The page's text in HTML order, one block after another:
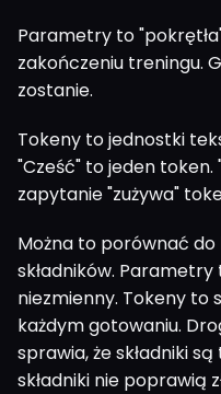
Parametry to
zakończeniu treningu.
zostanie.
Tokeny to jednostki
"Cześć" to jeden token.
zapytanie "zużywa"
Można to porównać do
składników.
niezmienny. Tokeny to
każdym gotowaniu.
sprawia, że składniki
składniki nie poprawią